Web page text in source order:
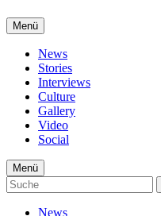
Menü
News
Stories
Interviews
Culture
Gallery
Video
Social
Menü
News